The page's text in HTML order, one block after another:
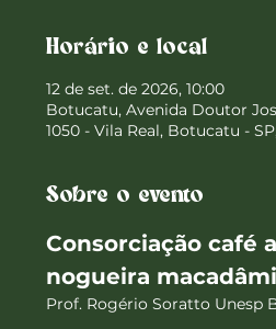
Horário e local
12 de set. de 2026, 10:00
Botucatu, Avenida Doutor
1050 - Vila Real, Botucatu -
Sobre o evento
Consorciação café
nogueira
Prof. Rogério Soratto Unesp